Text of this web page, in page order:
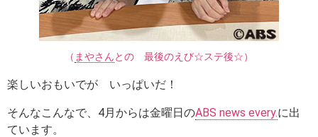
（ まやさんとの 最後のえび☆ステ後☆）
楽しいおもいでが いっぱいだ！
そんなこんなで、4月からは金曜日のABS news every.に出
ています。